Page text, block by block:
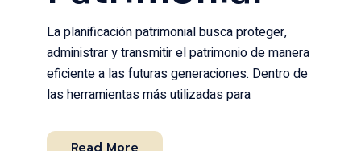
La planificación patrimonial busca proteger,
administrar y transmitir el patrimonio de manera
eficiente a las futuras generaciones. Dentro de
las herramientas más utilizadas para